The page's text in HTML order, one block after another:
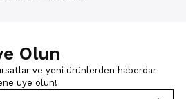
Olun
ve yeni ürünlerden haberdar
üye olun!